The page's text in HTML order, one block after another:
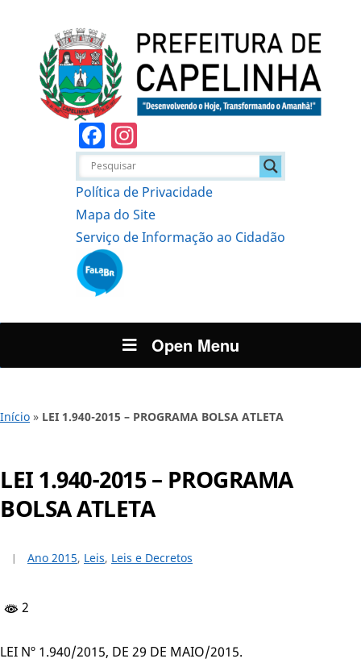
Facebook
Política de Privacidade
Mapa do Site
Serviço de Informação ao Cidadão
Open Menu
Início » LEI 1.940-2015 – PROGRAMA BOLSA ATLETA
LEI 1.940-2015 – PROGRAMA
BOLSA ATLETA
Ano 2015, Leis, Leis e Decretos
2
LEI Nº 1.940/2015, DE 29 DE MAIO/2015.